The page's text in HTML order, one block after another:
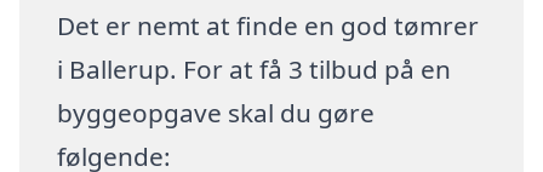
Det er nemt at finde en god tømrer
i Ballerup. For at få 3 tilbud på en
byggeopgave skal du gøre
følgende: